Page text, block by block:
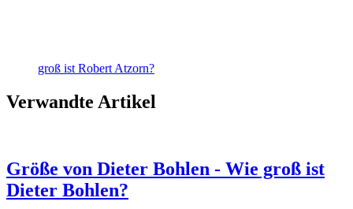
groß ist Robert Atzorn?
Verwandte Artikel
Größe von Dieter Bohlen - Wie groß ist
Dieter Bohlen?